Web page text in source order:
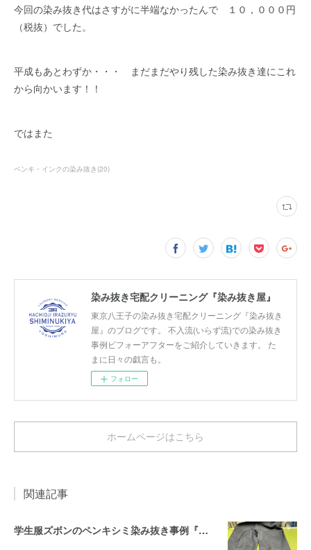
今回の染み抜き代はさすがに半端なかったんで １０，０００円
（税抜）でした。
平成もあとわずか・・・ まだまだやり残した染み抜き達にこれ
から向かいます！！
ではまた
ペンキ・インクの染み抜き (20)
染み抜き宅配クリーニング『染み抜き屋』
東京八王子の染み抜き宅配クリーニング『染み抜き
屋』のブログです。 不入流(いらず流)での染み抜き
事例ビフォーアフターをご紹介していきます。 た
まに日々の戯言も。
フォロー
ホームページはこちら
関連記事
学生服ズボンのペンキシミ染み抜き事例『染み抜き屋』